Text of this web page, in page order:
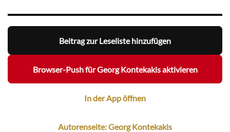
Beitrag zur Leseliste hinzufügen
Browser-Push für Georg Kontekakis aktivieren
In der App öffnen
Autorenseite: Georg Kontekakis